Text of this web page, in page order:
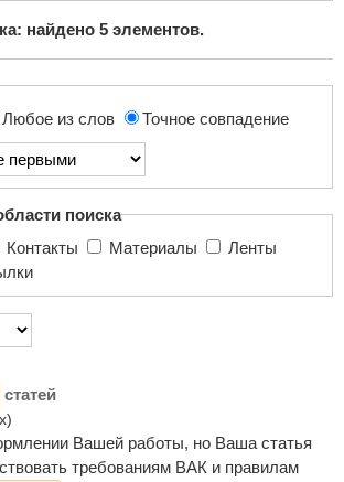
найдено 5 элементов.
Любое из слов Точное совпадение
поиска
Контакты Материалы
статей
Вашей работы, но Ваша статья
требованиям ВАК и правилам